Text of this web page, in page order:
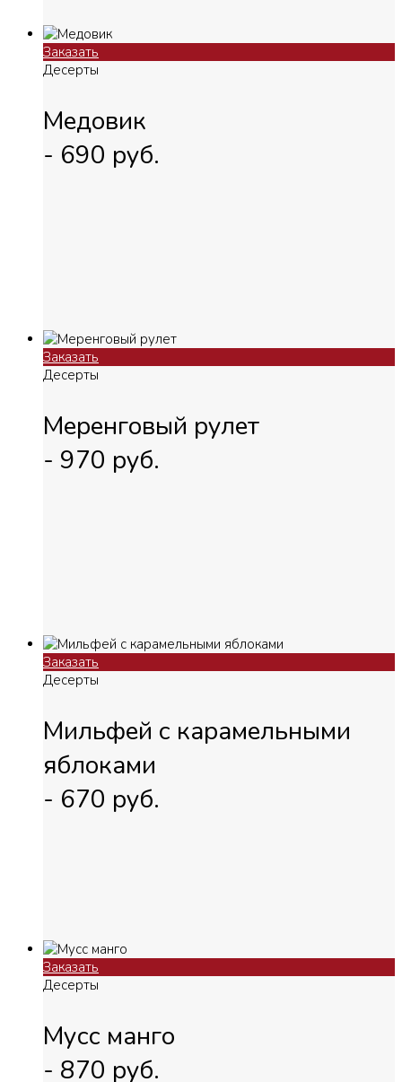
Заказать
Десерты
Медовик
- 690 руб.
Заказать
Десерты
Меренговый рулет
- 970 руб.
Заказать
Десерты
Мильфей с карамельными
яблоками
- 670 руб.
Заказать
Десерты
Мусс манго
- 870 руб.